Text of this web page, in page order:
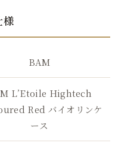
様
BAM
L’Etoile Hightech
Red バイオリンケ
ース